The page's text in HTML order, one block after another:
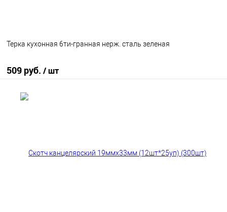
Терка кухонная 6ти-гранная нерж. сталь зеленая
509 руб. / шт